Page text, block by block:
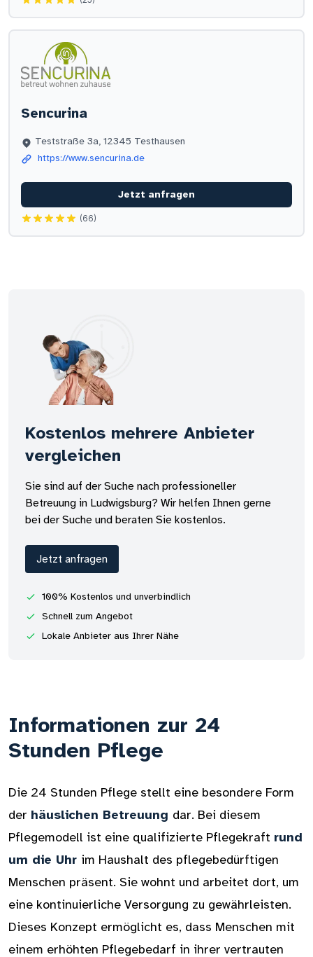
Sencurina
Teststraße 3a, 12345 Testhausen
https://www.sencurina.de
Jetzt anfragen
(66)
Kostenlos mehrere Anbieter
vergleichen
Sie sind auf der Suche nach professioneller
Betreuung in Ludwigsburg? Wir helfen Ihnen gerne
bei der Suche und beraten Sie kostenlos.
Jetzt anfragen
100% Kostenlos und unverbindlich
Schnell zum Angebot
Lokale Anbieter aus Ihrer Nähe
Informationen zur 24
Stunden Pflege
Die 24 Stunden Pflege stellt eine besondere Form
der häuslichen Betreuung dar. Bei diesem
Pflegemodell ist eine qualifizierte Pflegekraft rund
um die Uhr im Haushalt des pflegebedürftigen
Menschen präsent. Sie wohnt und arbeitet dort, um
eine kontinuierliche Versorgung zu gewährleisten.
Dieses Konzept ermöglicht es, dass Menschen mit
einem erhöhten Pflegebedarf in ihrer vertrauten